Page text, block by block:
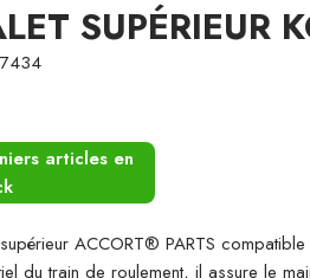
SUPÉRIEUR
articles en
ACCORT® PARTS
du train de roulement, il assure le